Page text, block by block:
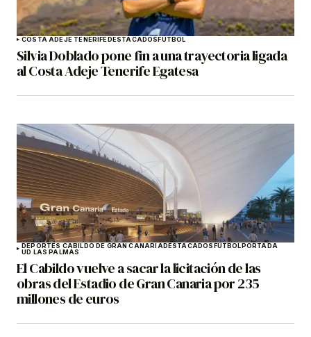
COSTA ADEJE TENERIFEDESTACADOSFÚTBOL
Silvia Doblado pone fin a una trayectoria ligada
al Costa Adeje Tenerife Egatesa
DEPORTES CABILDO DE GRAN CANARIADESTACADOSFÚTBOLPORTADA
UD LAS PALMAS
El Cabildo vuelve a sacar la licitación de las
obras del Estadio de Gran Canaria por 235
millones de euros